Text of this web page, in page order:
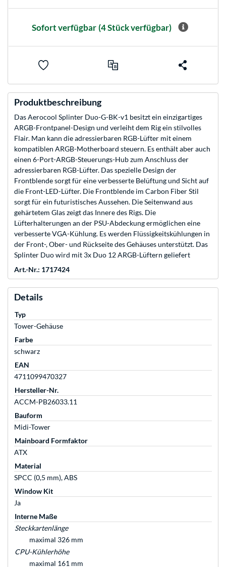
Sofort verfügbar (4 Stück verfügbar)
Produktbeschreibung
Das Aerocool Splinter Duo-G-BK-v1 besitzt ein einzigartiges
ARGB-Frontpanel-Design und verleiht dem Rig ein stilvolles
Flair. Man kann die adressierbaren RGB-Lüfter mit einem
kompatiblen ARGB-Motherboard steuern. Es enthält aber auch
einen 6-Port-ARGB-Steuerungs-Hub zum Anschluss der
adressierbaren RGB-Lüfter. Das spezielle Design der
Frontblende sorgt für eine verbesserte Belüftung und Sicht auf
die Front-LED-Lüfter. Die Frontblende im Carbon Fiber Stil
sorgt für ein futuristisches Aussehen. Die Seitenwand aus
gehärtetem Glas zeigt das Innere des Rigs. Die
Lüfterhalterungen an der PSU-Abdeckung ermöglichen eine
verbesserte VGA-Kühlung. Es werden Flüssigkeitskühlungen in
der Front-, Ober- und Rückseite des Gehäuses unterstützt. Das
Splinter Duo wird mit 3x Duo 12 ARGB-Lüftern geliefert
Art.-Nr.: 1717424
Details
Typ
Tower-Gehäuse
Farbe
schwarz
EAN
4711099470327
Hersteller-Nr.
ACCM-PB26033.11
Bauform
Midi-Tower
Mainboard Formfaktor
ATX
Material
SPCC (0,5 mm), ABS
Window Kit
Ja
Interne Maße
Steckkartenlänge
maximal 326 mm
CPU-Kühlerhöhe
maximal 161 mm